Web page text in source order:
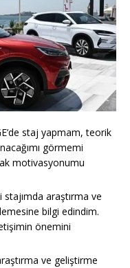
staj yapmam, teorik
görmemi
motivasyonumu
stajımda araştırma ve
bilgi edindim.
önemini
ve geliştirme